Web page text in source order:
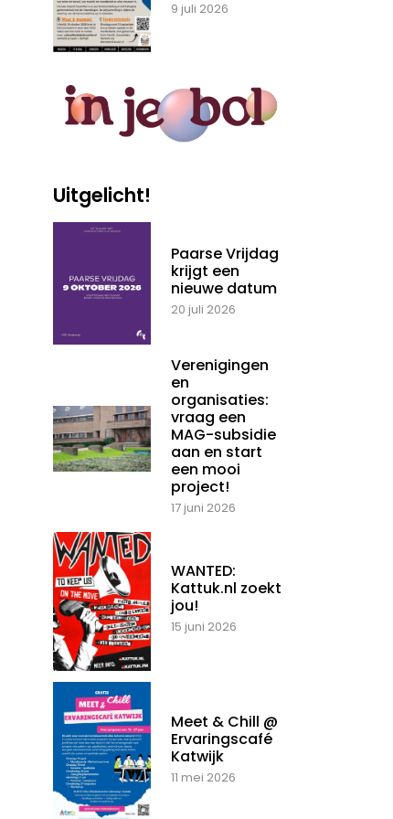
9 juli 2026
Uitgelicht!
Paarse Vrijdag
krijgt een
nieuwe datum
20 juli 2026
Verenigingen
en
organisaties:
vraag een
MAG-subsidie
aan en start
een mooi
project!
17 juni 2026
WANTED:
Kattuk.nl zoekt
jou!
15 juni 2026
Meet & Chill @
Ervaringscafé
Katwijk
11 mei 2026